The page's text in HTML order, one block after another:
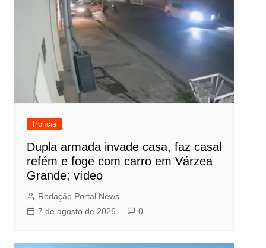
Polícia
Dupla armada invade casa, faz casal
refém e foge com carro em Várzea
Grande; vídeo
Redação Portal News
7 de agosto de 2026
0